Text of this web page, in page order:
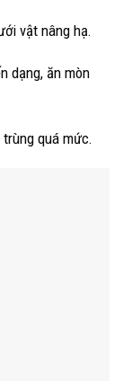
vật nâng hạ.
dạng, ăn mòn
quá mức.